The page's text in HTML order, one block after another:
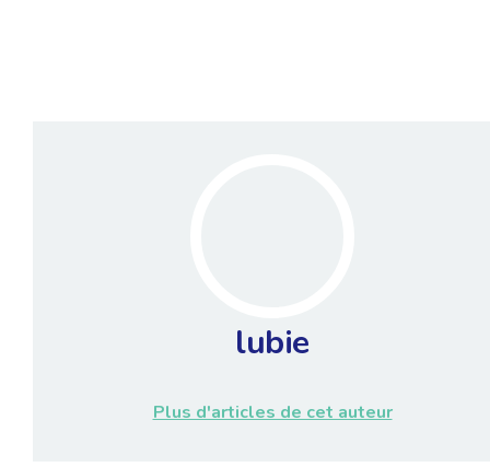
lubie
Plus d'articles de cet auteur